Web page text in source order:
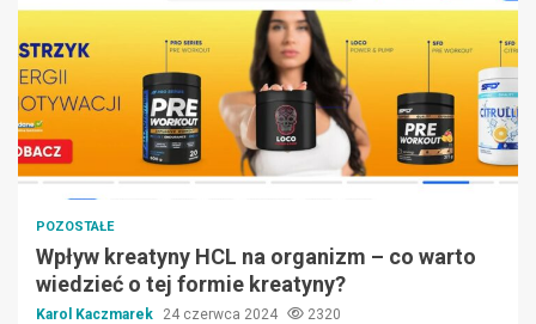
POZOSTAŁE
Wpływ kreatyny HCL na organizm – co warto
wiedzieć o tej formie kreatyny?
Karol Kaczmarek 24 czerwca 2024 2320